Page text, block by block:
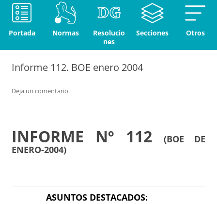
Portada Normas
Resolucio
nes
Secciones Otros
Informe 112. BOE enero 2004
Deja un comentario
INFORME Nº 112
(BOE DE
ENERO-2004)
ASUNTOS DESTACADOS: